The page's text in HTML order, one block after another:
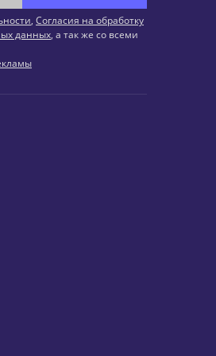
, Согласия на обработку
данных, а так же со всеми